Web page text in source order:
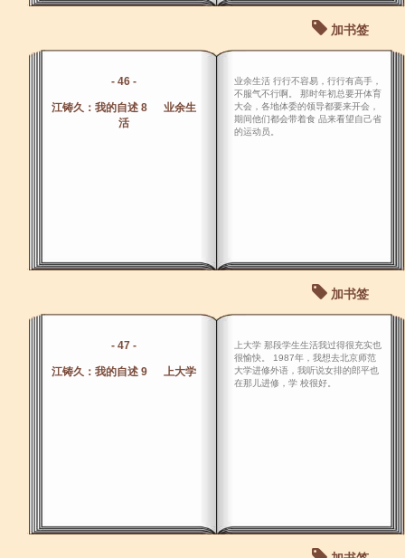
加书签
- 46 -
江铸久：我的自述 8 业余生
活
业余生活 行行不容易，行行有高手，
不服气不行啊。 那时年初总要开体育
大会，各地体委的领导都要来开会，
期间他们都会带着食 品来看望自己省
的运动员。
加书签
- 47 -
江铸久：我的自述 9 上大学
上大学 那段学生生活我过得很充实也
很愉快。 1987年，我想去北京师范
大学进修外语，我听说女排的郎平也
在那儿进修，学 校很好。